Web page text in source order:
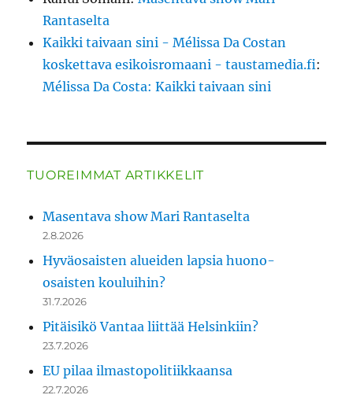
Rantaselta
Kaikki taivaan sini - Mélissa Da Costan
koskettava esikoisromaani - taustamedia.fi:
Mélissa Da Costa: Kaikki taivaan sini
TUOREIMMAT ARTIKKELIT
Masentava show Mari Rantaselta
2.8.2026
Hyväosaisten alueiden lapsia huono-
osaisten kouluihin?
31.7.2026
Pitäisikö Vantaa liittää Helsinkiin?
23.7.2026
EU pilaa ilmastopolitiikkaansa
22.7.2026